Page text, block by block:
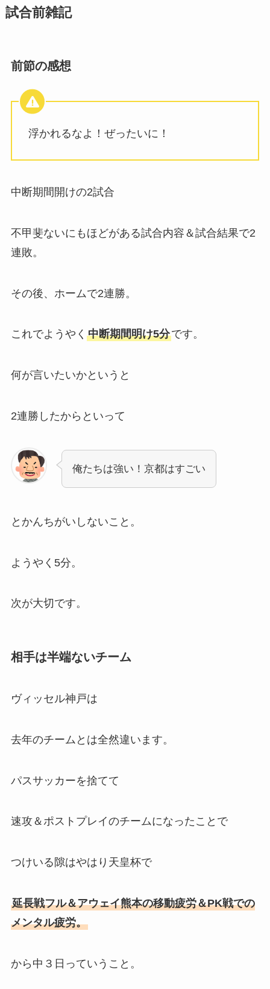
試合前雑記
前節の感想
浮かれるなよ！ぜったいに！
中断期間開けの2試合
不甲斐ないにもほどがある試合内容＆試合結果で2
連敗。
その後、ホームで2連勝。
これでようやく 中断期間明け5分です。
何が言いたいかというと
2連勝したからといって
俺たちは強い！京都はすごい
とかんちがいしないこと。
ようやく5分。
次が大切です。
相手は半端ないチーム
ヴィッセル神戸は
去年のチームとは全然違います。
パスサッカーを捨てて
速攻＆ポストプレイのチームになったことで
つけいる隙はやはり天皇杯で
延長戦フル＆アウェイ熊本の移動疲労＆PK戦での
メンタル疲労。
から中３日っていうこと。